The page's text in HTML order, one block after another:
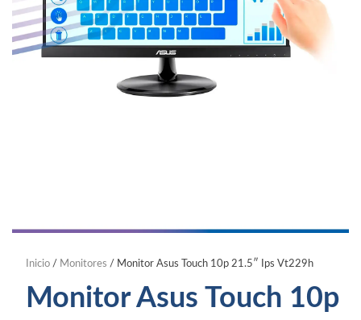
Inicio/ Monitores / Monitor Asus Touch 10p 21.5″ Ips Vt229h
Monitor Asus Touch 10p